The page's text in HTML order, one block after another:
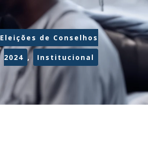
Eleições de Conselhos
2024 , Institucional